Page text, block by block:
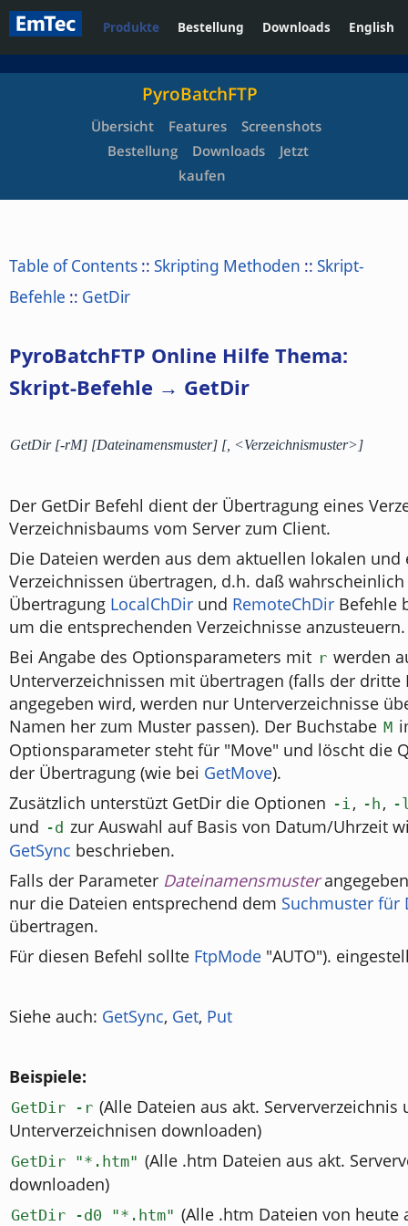
Produkte Bestellung Downloads English
PyroBatchFTP
Übersicht Features
Screenshots
Bestellung
Downloads
Jetzt
kaufen
Table of Contents :: Skripting Methoden :: Skript-
Befehle :: GetDir
PyroBatchFTP Online Hilfe Thema:
Skript-Befehle → GetDir
GetDir [-rM] [Dateinamensmuster] [, <Verzeichnismuster>]
Der GetDir Befehl dient der Übertragung eines
Verzeichnisbaums vom Server zum Client.
Die Dateien werden aus dem aktuellen lokalen und
Verzeichnissen übertragen, d.h. daß
Übertragung LocalChDir und RemoteChDir Befehle
um die entsprechenden Verzeichnisse anzusteuern.
Bei Angabe des Optionsparameters mit r werden
Unterverzeichnissen mit übertragen (falls der dritte
angegeben wird, werden nur Unterverzeichnisse
Namen her zum Muster passen). Der Buchstabe M
Optionsparameter steht für "Move" und löscht die
der Übertragung (wie bei GetMove).
Zusätzlich unterstüzt GetDir die Optionen -i , -h , -
und -d zur Auswahl auf Basis von Datum/Uhrzeit
GetSync beschrieben.
Falls der Parameter Dateinamensmuster
nur die Dateien entsprechend dem Suchmuster für
übertragen.
Für diesen Befehl sollte FtpMode "AUTO").
Siehe auch: GetSync, Get, Put
Beispiele:
GetDir -r (Alle Dateien aus akt. Serververzeichnis
Unterverzeichnisen downloaden)
GetDir "*.htm" (Alle .htm Dateien aus akt.
downloaden)
GetDir -d0 "*.htm" (Alle .htm Dateien von heute